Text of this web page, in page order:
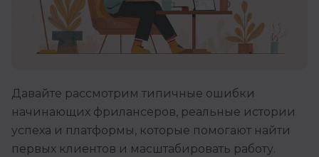
Давайте рассмотрим типичные ошибки
начинающих фрилансеров, реальные истории
успеха и платформы, которые помогают найти
первых клиентов и масштабировать работу.